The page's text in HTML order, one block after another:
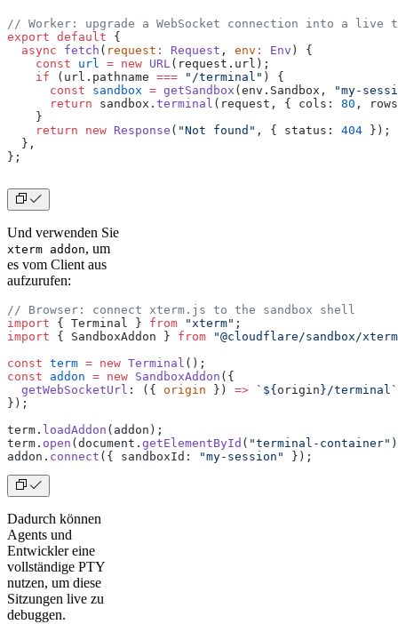
// Worker: upgrade a WebSocket connection into a live
export default {
  async
fetch ( request : Request , env : Env ) {
    const
url = new URL(request.url);
    if
(url.pathname === "/terminal" ) {
      const
sandbox = getSandbox (env.Sandbox,
"my-
      return
sandbox. terminal (request, { cols: 80 ,
    }
    return
new Response ( "Not found" , { status: 404 });
  },
};
Und verwenden Sie
xterm addon, um
es vom Client aus
aufzurufen:
// Browser: connect xterm.js to the sandbox shell
import { Terminal } from "xterm" ;
import { SandboxAddon } from "@cloudflare/sandbox/
const term = new Terminal ();
const addon = new SandboxAddon ({
  getWebSocketUrl
: ({ origin }) => `${ origin }/terminal`
});
term. loadAddon (addon);
term. open (document. getElementById ( "terminal-container" )
addon. connect ({ sandboxId: "my-session" });
Dadurch können
Agents und
Entwickler eine
vollständige PTY
nutzen, um diese
Sitzungen live zu
debuggen.